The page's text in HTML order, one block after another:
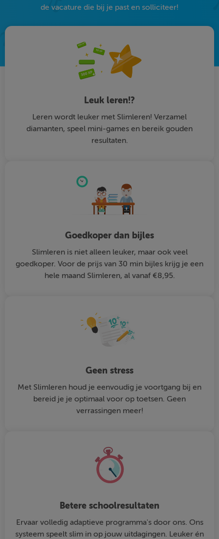
de vacature die bij je past en solliciteer!
Leuk leren!?
Leren wordt leuker met Slimleren! Verzamel
diamanten, speel mini-games en bereik gouden
resultaten.
Goedkoper dan bijles
Slimleren is niet alleen leuker, maar ook veel
goedkoper. Voor de prijs van 30 min bijles krijg je een
hele maand Slimleren, al vanaf €8,95.
Geen stress
Met Slimleren houd je eenvoudig je voortgang bij en
bereid je je optimaal voor op toetsen. Geen
verrassingen meer!
Betere schoolresultaten
Ervaar volledig adaptieve programma's door ons. Ons
systeem speelt slim in op jouw uitdagingen. Leuker én